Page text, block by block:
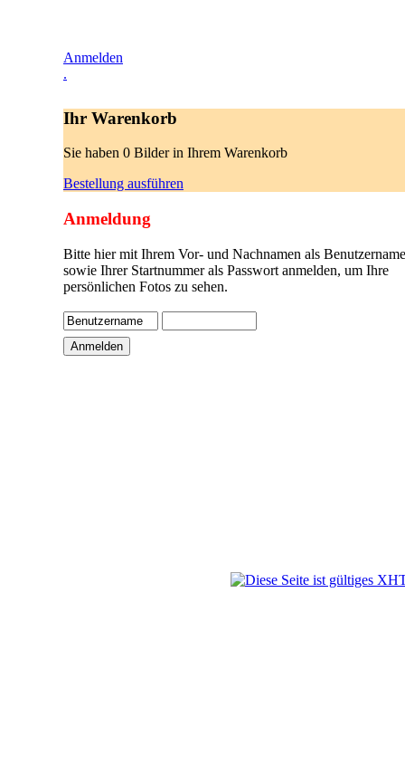
Anmelden
.
Ihr Warenkorb
Sie haben 0 Bilder in Ihrem Warenkorb
Bestellung ausführen
Anmeldung
Bitte hier mit Ihrem Vor- und Nachnamen als
sowie Ihrer Startnummer als Passwort anmelden, um Ihre
persönlichen Fotos zu sehen.